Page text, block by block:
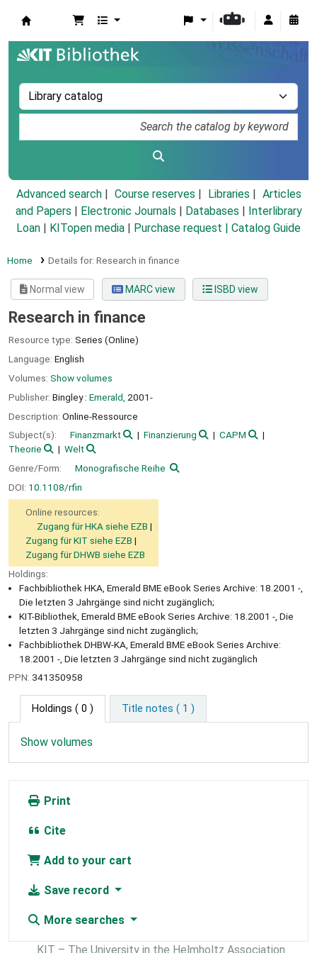
Advanced search Course reserves Libraries
Articles
and Papers
Electronic Journals Databases
Interlibrary
Loan
KITopen media Purchase request | Catalog Guide
Home Details for: Research in finance
Normal view MARC view ISBD view
Research in finance
Resource type: Series (Online)
Language: English
Volumes: Show volumes
Publisher: Bingley : Emerald, 2001-
Description: Online-Ressource
Subject(s):
Finanzmarkt Finanzierung
CAPM
Theorie
Welt
Genre/Form:
Monografische Reihe
DOI: 10.1108/rfin
Online resources:
Zugang für HKA siehe EZB
Zugang für KIT siehe EZB
Zugang für DHWB siehe EZB
Holdings:
Fachbibliothek HKA, Emerald BME eBook Series Archive: 18.2001 -,
Die letzten 3 Jahrgänge sind nicht zugänglich;
KIT-Bibliothek, Emerald BME eBook Series Archive: 18.2001 -, Die
letzten 3 Jahrgänge sind nicht zugänglich;
Fachbibliothek DHBW-KA, Emerald BME eBook Series Archive:
18.2001 -, Die letzten 3 Jahrgänge sind nicht zugänglich
PPN: 341350958
Holdings ( 0 ) Title notes ( 1 )
Show volumes
Print
Cite
Add to your cart
Save record
More searches
KIT – The University in the Helmholtz Association